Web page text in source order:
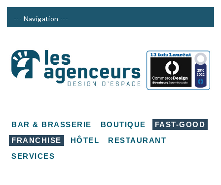
BAR & BRASSERIE BOUTIQUE
FAST-GOOD
FRANCHISE
HÔTEL
RESTAURANT
SERVICES